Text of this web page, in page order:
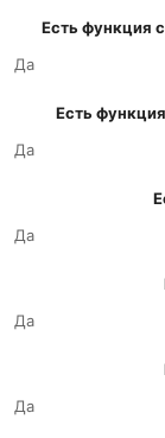
Есть функция
Да
Есть
Да
Да
Да
Да